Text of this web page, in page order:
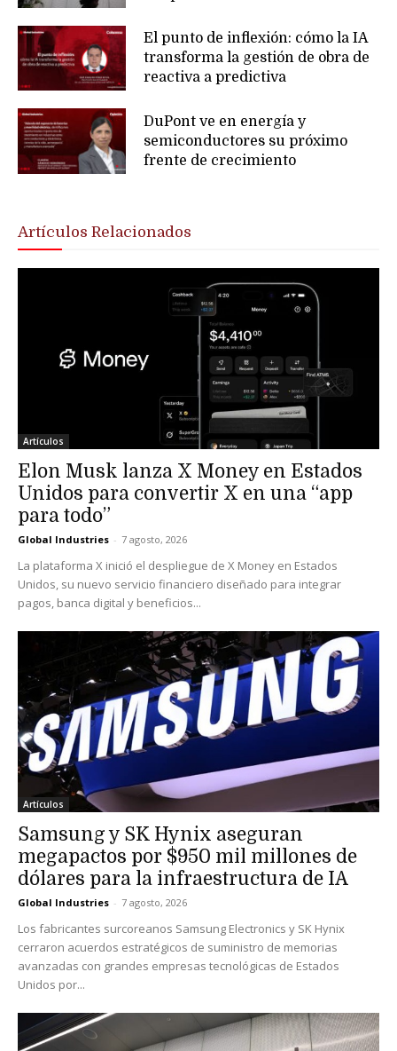
El punto de inflexión: cómo la IA
transforma la gestión de obra de
reactiva a predictiva
DuPont ve en energía y
semiconductores su próximo
frente de crecimiento
Artículos Relacionados
Artículos
Elon Musk lanza X Money en Estados
Unidos para convertir X en una “app
para todo”
Global Industries - 7 agosto, 2026
La plataforma X inició el despliegue de X Money en Estados
Unidos, su nuevo servicio financiero diseñado para integrar
pagos, banca digital y beneficios...
Artículos
Samsung y SK Hynix aseguran
megapactos por $950 mil millones de
dólares para la infraestructura de IA
Global Industries - 7 agosto, 2026
Los fabricantes surcoreanos Samsung Electronics y SK Hynix
cerraron acuerdos estratégicos de suministro de memorias
avanzadas con grandes empresas tecnológicas de Estados
Unidos por...